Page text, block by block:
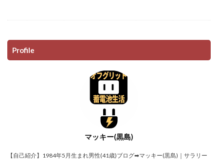
Profile
マッキー(黒島)
【自己紹介】1984年5月生まれ男性(41歳)ブログ➡マッキー(黒島)｜サラリー